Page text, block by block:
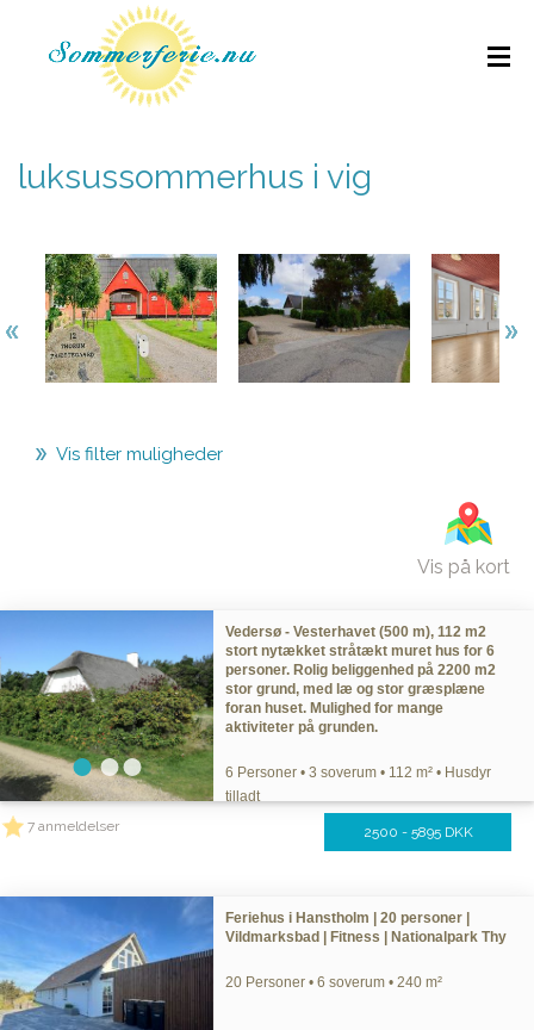
luksussommerhus i vig
Vis filter muligheder
Vis på kort
Vedersø - Vesterhavet (500 m), 112 m2
stort nytækket stråtækt muret hus for 6
personer. Rolig beliggenhed på 2200 m2
stor grund, med læ og stor græsplæne
foran huset. Mulighed for mange
aktiviteter på grunden.
6 Personer • 3 soverum • 112 m² • Husdyr
tilladt
7 anmeldelser
2500 - 5895 DKK
Feriehus i Hanstholm | 20 personer |
Vildmarksbad | Fitness | Nationalpark Thy
20 Personer • 6 soverum • 240 m²